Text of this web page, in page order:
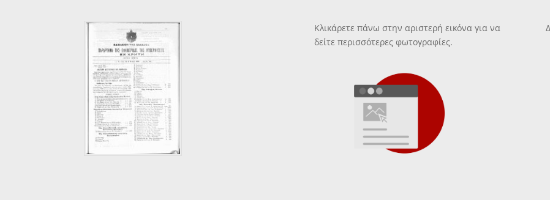
Κλικάρετε πάνω στην αριστερή εικόνα για να
δείτε περισσότερες φωτογραφίες.